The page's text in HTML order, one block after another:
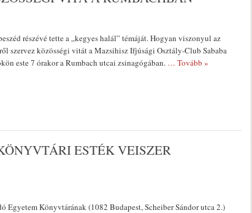
részévé tette a „kegyes halál” témáját. Hogyan viszonyul az
szervez közösségi vitát a Mazsihisz Ifjúsági Osztály-Club Sababa
este 7 órakor a Rumbach utcai zsinagógában. … Tovább »
ESTÉK VEISZER
Egyetem Könyvtárának (1082 Budapest, Scheiber Sándor utca 2.)